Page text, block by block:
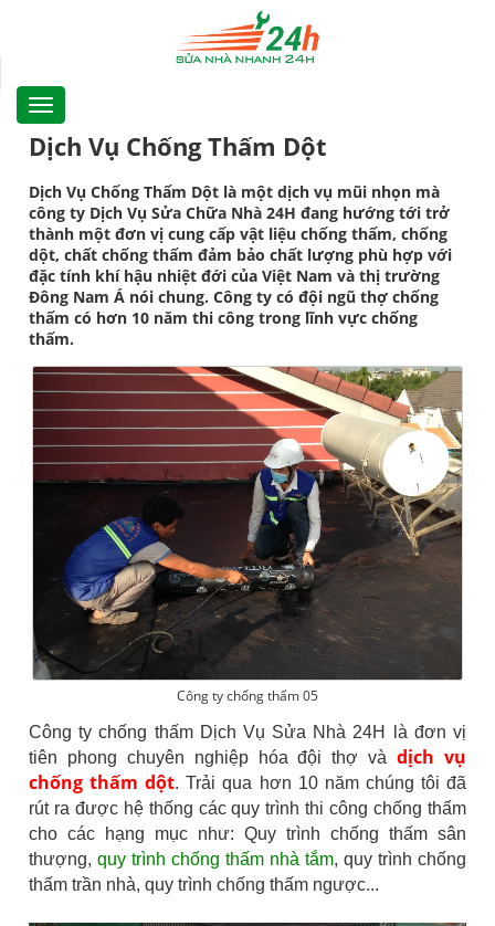
Dịch Vụ Chống Thấm Dột
Dịch Vụ Chống Thấm Dột là một dịch vụ mũi nhọn mà
công ty Dịch Vụ Sửa Chữa Nhà 24H đang hướng tới trở
thành một đơn vị cung cấp vật liệu chống thấm, chống
dột, chất chống thấm đảm bảo chất lượng phù hợp với
đặc tính khí hậu nhiệt đới của Việt Nam và thị trường
Đông Nam Á nói chung. Công ty có đội ngũ thợ chống
thấm có hơn 10 năm thi công trong lĩnh vực chống
thấm.
Công ty chống thấm 05
Công ty chống thấm Dịch Vụ Sửa Nhà 24H là đơn vị
tiên phong chuyên nghiệp hóa đội thợ vàdịch vụ
chống thấm dột. Trải qua hơn 10 năm chúng tôi đã
rút ra được hệ thống các quy trình thi công chống thấm
cho các hạng mục như: Quy trình chống thấm sân
thượng, quy trình chống thấm nhà tắm, quy trình chống
thấm trần nhà, quy trình chống thấm ngược...